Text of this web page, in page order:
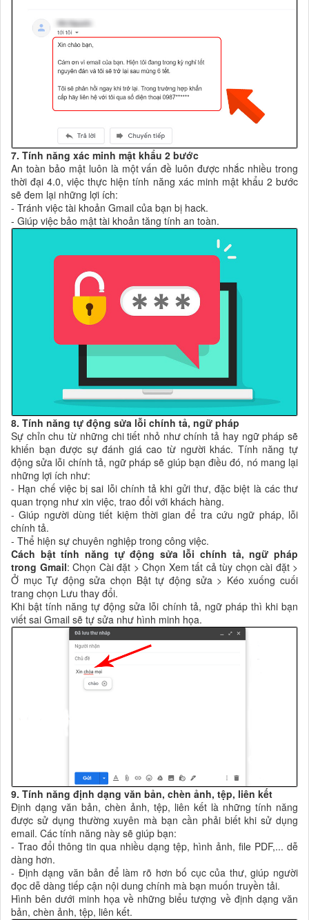
7. Tính năng xác minh mật khẩu 2 bước
An toàn bảo mật luôn là một vấn đề luôn được nhắc nhiều trong
thời đại 4.0, việc thực hiện tính năng xác minh mật khẩu 2 bước
sẽ đem lại những lợi ích:
- Tránh việc tài khoản Gmail của bạn bị hack.
- Giúp việc bảo mật tài khoản tăng tính an toàn.
8. Tính năng tự động sửa lỗi chính tả, ngữ pháp
Sự chỉn chu từ những chi tiết nhỏ như chính tả hay ngữ pháp sẽ
khiến bạn được sự đánh giá cao từ người khác. Tính năng tự
động sửa lỗi chính tả, ngữ pháp sẽ giúp bạn điều đó, nó mang lại
những lợi ích như:
- Hạn chế việc bị sai lỗi chính tả khi gửi thư, đặc biệt là các thư
quan trọng như xin việc, trao đổi với khách hàng.
- Giúp người dùng tiết kiệm thời gian để tra cứu ngữ pháp, lỗi
chính tả.
- Thể hiện sự chuyên nghiệp trong công việc.
Cách bật tính năng tự động sửa lỗi chính tả, ngữ pháp
trong Gmail: Chọn Cài đặt > Chọn Xem tất cả tùy chọn cài đặt >
Ở mục Tự động sửa chọn Bật tự động sửa > Kéo xuống cuối
trang chọn Lưu thay đổi.
Khi bật tính năng tự động sửa lỗi chính tả, ngữ pháp thì khi bạn
viết sai Gmail sẽ tự sửa như hình minh họa.
9. Tính năng định dạng văn bản, chèn ảnh, tệp, liên kết
Định dạng văn bản, chèn ảnh, tệp, liên kết là những tính năng
được sử dụng thường xuyên mà bạn cần phải biết khi sử dụng
email. Các tính năng này sẽ giúp bạn:
- Trao đổi thông tin qua nhiều dạng tệp, hình ảnh, file PDF,... dễ
dàng hơn.
- Định dạng văn bản để làm rõ hơn bố cục của thư, giúp người
đọc dễ dàng tiếp cận nội dung chính mà bạn muốn truyền tải.
Hình bên dưới minh họa về những biểu tượng về định dạng văn
bản, chèn ảnh, tệp, liên kết.